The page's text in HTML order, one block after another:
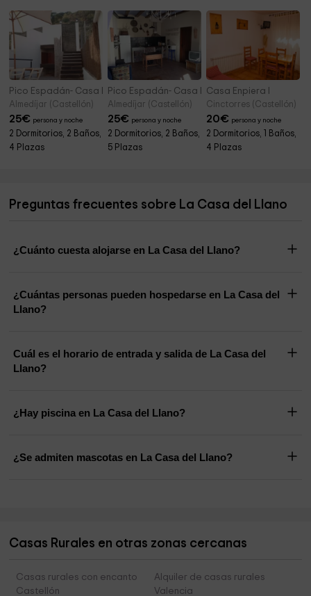
Pico Espadán- Casa La Rodana
Almedíjar (Castellón)
25€ persona y noche
2 Dormitorios, 2 Baños,
4 Plazas
Pico Espadán- Casa El Cañar
Almedíjar (Castellón)
25€ persona y noche
2 Dormitorios, 2 Baños,
5 Plazas
Casa Enpiera I
Cinctorres (Castellón)
20€ persona y noche
2 Dormitorios, 1 Baños,
4 Plazas
Preguntas frecuentes sobre La Casa del Llano
¿Cuánto cuesta alojarse en La Casa del Llano?
¿Cuántas personas pueden hospedarse en La Casa del
Llano?
Cuál es el horario de entrada y salida de La Casa del
Llano?
¿Hay piscina en La Casa del Llano?
¿Se admiten mascotas en La Casa del Llano?
Casas Rurales en otras zonas cercanas
Casas rurales con encanto
Castellón
Alquiler de casas rurales
Valencia